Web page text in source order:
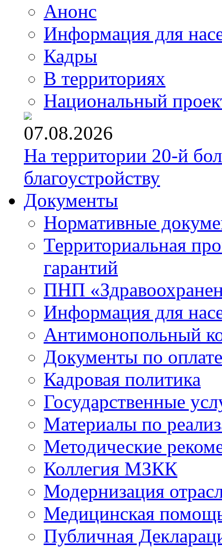
Анонс
Информация для
Кадры
В территориях
Национальный
07.08.2026
На территории 20-й
благоустройству
Документы
Нормативные
Территориальная
гарантий
ПНП
Информация для
Антимонопольный
Документы по
Кадровая политика
Государственные
Материалы по
Методические
Коллегия МЗКК
Модернизация
Медицинская
Публичная